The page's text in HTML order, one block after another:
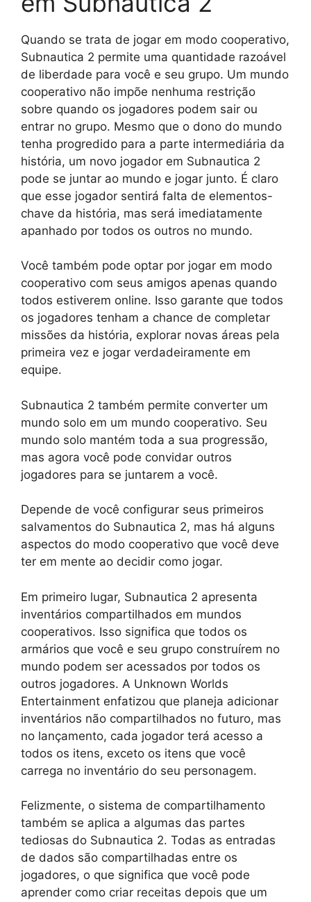
Quando se trata de jogar em modo cooperativo,
Subnautica 2 permite uma quantidade razoável
de liberdade para você e seu grupo. Um mundo
cooperativo não impõe nenhuma restrição
sobre quando os jogadores podem sair ou
entrar no grupo. Mesmo que o dono do mundo
tenha progredido para a parte intermediária da
história, um novo jogador em Subnautica 2
pode se juntar ao mundo e jogar junto. É claro
que esse jogador sentirá falta de elementos-
chave da história, mas será imediatamente
apanhado por todos os outros no mundo.
Você também pode optar por jogar em modo
cooperativo com seus amigos apenas quando
todos estiverem online. Isso garante que todos
os jogadores tenham a chance de completar
missões da história, explorar novas áreas pela
primeira vez e jogar verdadeiramente em
equipe.
Subnautica 2 também permite converter um
mundo solo em um mundo cooperativo. Seu
mundo solo mantém toda a sua progressão,
mas agora você pode convidar outros
jogadores para se juntarem a você.
Depende de você configurar seus primeiros
salvamentos do Subnautica 2, mas há alguns
aspectos do modo cooperativo que você deve
ter em mente ao decidir como jogar.
Em primeiro lugar, Subnautica 2 apresenta
inventários compartilhados em mundos
cooperativos. Isso significa que todos os
armários que você e seu grupo construírem no
mundo podem ser acessados ​​por todos os
outros jogadores. A Unknown Worlds
Entertainment enfatizou que planeja adicionar
inventários não compartilhados no futuro, mas
no lançamento, cada jogador terá acesso a
todos os itens, exceto os itens que você
carrega no inventário do seu personagem.
Felizmente, o sistema de compartilhamento
também se aplica a algumas das partes
tediosas do Subnautica 2. Todas as entradas
de dados são compartilhadas entre os
jogadores, o que significa que você pode
aprender como criar receitas depois que um